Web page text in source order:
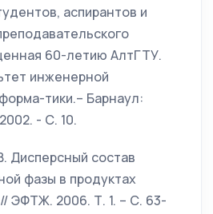
аспирантов и
60-летию АлтГТУ.
инженерной
тики.– Барнаул:
- С. 10.
Дисперсный состав
фазы в продуктах
ЭФТЖ. 2006. Т. 1. – С. 63-